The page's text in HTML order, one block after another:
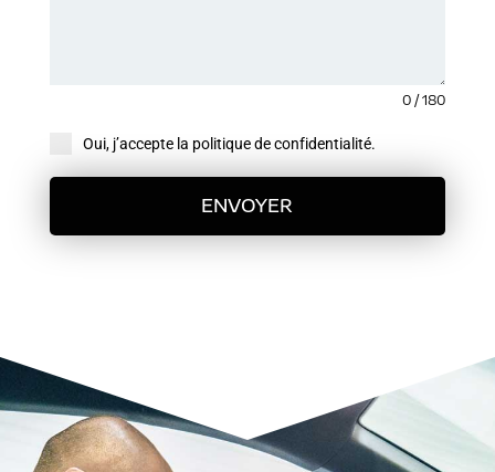
0 / 180
Oui, j’accepte la politique de confidentialité.
ENVOYER